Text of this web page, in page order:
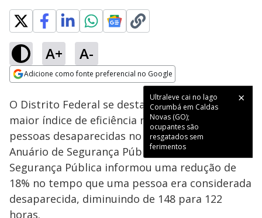
A+ A-
Adicione como fonte preferencial no Google
Ativar
86.62%
O Distrito Federal se destacou por apresentar o
maior índice de eficiência na localização de
pessoas desaparecidas no Brasil, segundo o
Anuário de Segurança Pública. A Secretaria de
Segurança Pública informou uma redução de
18% no tempo que uma pessoa era considerada
desaparecida, diminuindo de 148 para 122
horas.